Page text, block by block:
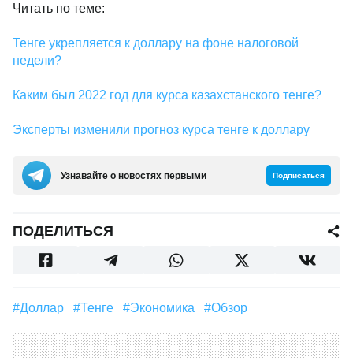
Читать по теме:
Тенге укрепляется к доллару на фоне налоговой
недели?
Каким был 2022 год для курса казахстанского тенге?
Эксперты изменили прогноз курса тенге к доллару
Узнавайте о новостях первыми Подписаться
ПОДЕЛИТЬСЯ
#Доллар #Тенге #Экономика #Обзор